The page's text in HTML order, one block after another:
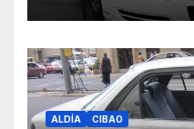
ALDÍA CIBAO